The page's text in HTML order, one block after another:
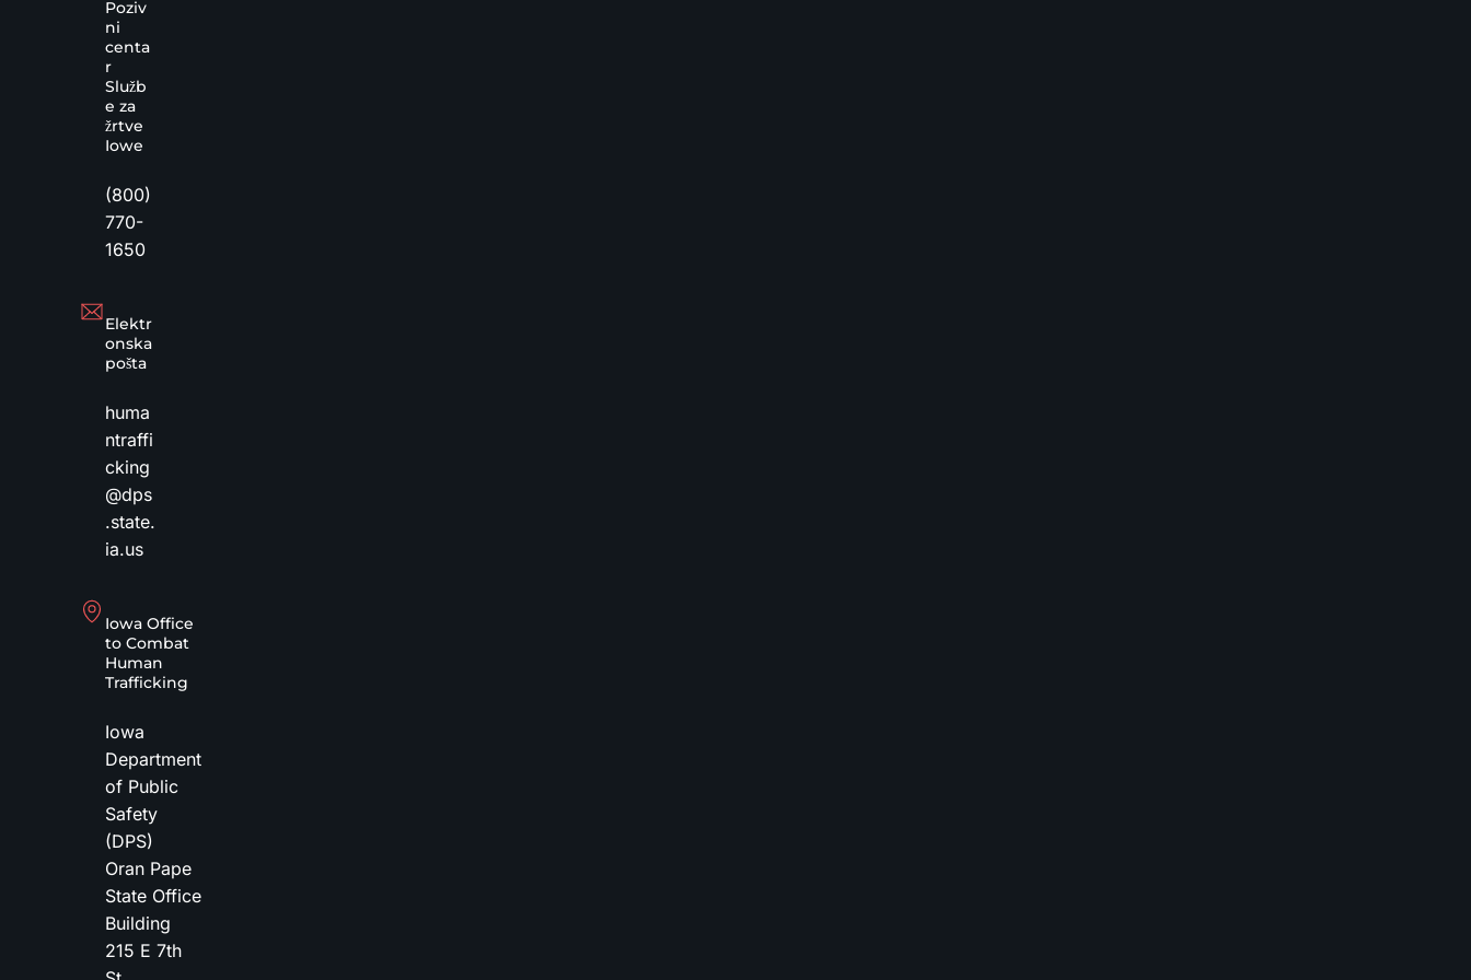
Poziv
ni
centa
r
Služb
e za
žrtve
Iowe
(800)
770-
1650
Elektr
onska
pošta
huma
ntraffi
cking
@dps
.state.
ia.us
Iowa Office
to Combat
Human
Trafficking
Iowa
Department
of Public
Safety
(DPS)
Oran Pape
State Office
Building
215 E 7th